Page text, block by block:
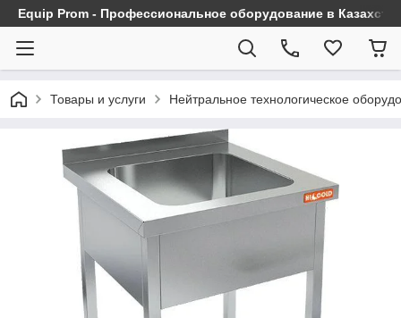
Equip Prom - Профессиональное оборудование в
Товары и услуги Нейтральное технологическое